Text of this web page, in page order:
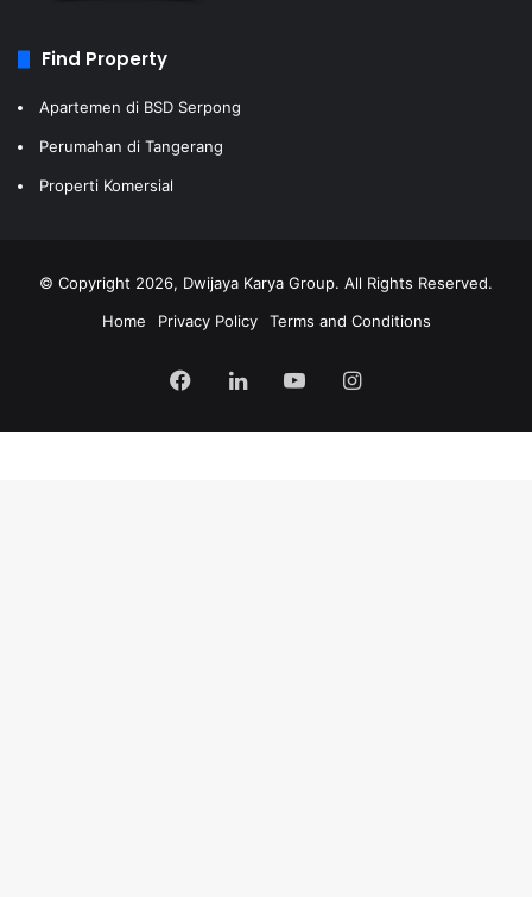
Find Property
Apartemen di BSD Serpong
Perumahan di Tangerang
Properti Komersial
© Copyright 2026, Dwijaya Karya Group. All Rights Reserved.
Home
Privacy Policy Terms and Conditions